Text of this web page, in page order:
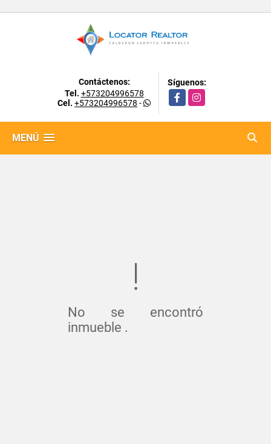
Contáctenos:
Tel. +573204996578
Cel. +573204996578 -
Síguenos:
FacebookInstagram
MENÚ
No se encontró
inmueble .